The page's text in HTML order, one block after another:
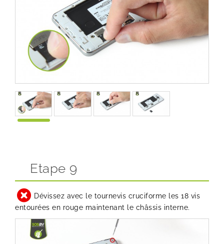
Etape 9
Dévissez avec le tournevis cruciforme les 18 vis
entourées en rouge maintenant le châssis interne.